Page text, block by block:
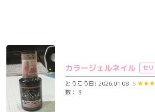
カラージェルネイル
セ
とうこう日: 2026.01.08 5 ★★★
数： 3